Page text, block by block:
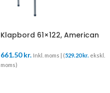
Klapbord 61×122, American
661.50kr. Inkl. moms | (529.20 kr. ekskl.
moms)